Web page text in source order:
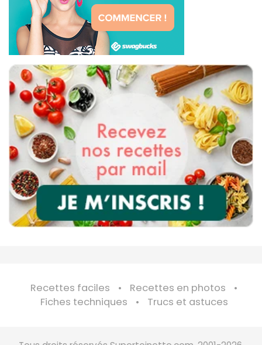
Recettes faciles
Recettes en photos
Fiches techniques
Trucs et astuces